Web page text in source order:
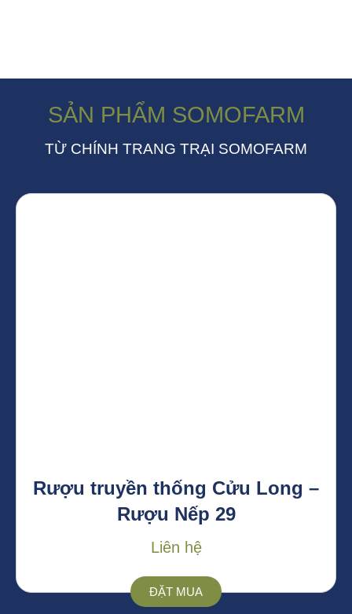
SẢN PHẨM SOMOFARM
TỪ CHÍNH TRANG TRẠI SOMOFARM
Rượu truyền thống Cửu Long –
Rượu Nếp 29
Liên hệ
ĐẶT MUA